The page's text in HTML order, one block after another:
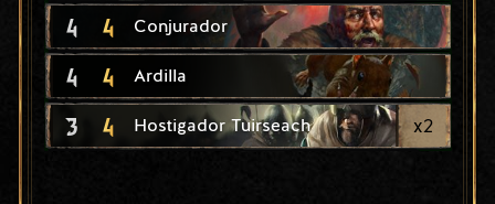
4 4 Conjurador
4 4 Ardilla
3 4 Hostigador Tuirseach x2